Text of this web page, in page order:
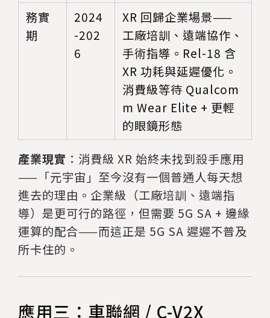
務實
期
2024
-202
6
XR 回歸企業場景——
工廠培訓、遠端協作、
手術指導。Rel-18 含
XR 功耗與延遲優化。
消費級等待 Qualcom
m Wear Elite + 更輕
的眼鏡形態
產業現實 ：消費級 XR 始終未找到殺手應用
——「元宇宙」至今沒有一個普通人每天想
進去的理由。企業級（工廠培訓、遠端指
導）是更可行的路徑，但需要 5G SA + 邊緣
運算的配合——而這正是 5G SA 遲遲不普及
所卡住的。
應用三：車聯網 / C-V2X